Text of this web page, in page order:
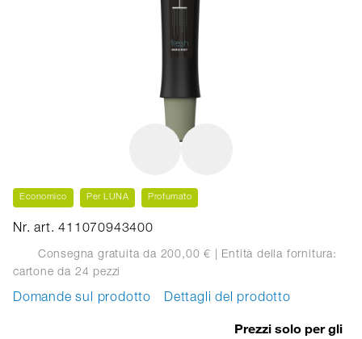
Economico Per LUNA Profumato
Nr. art. 411070943400
Consegna gratuita da 200,00 € | Entità della fornitura:
cartone da 24 pezzi
Domande sul prodotto Dettagli del prodotto
Prezzi solo per gli